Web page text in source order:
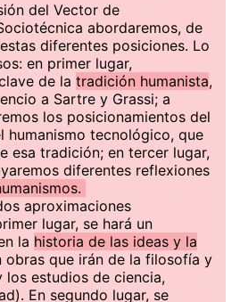
del Vector de
abordaremos, de
diferentes posiciones. Lo
en primer lugar,
de la tradición humanista,
a Sartre y Grassi; a
los posicionamientos del
humanismo tecnológico, que
esa tradición; en tercer lugar,
diferentes reflexiones
aproximaciones
lugar, se hará un
la historia de las ideas y la
obras que irán de la filosofía y
estudios de ciencia,
En segundo lugar, se